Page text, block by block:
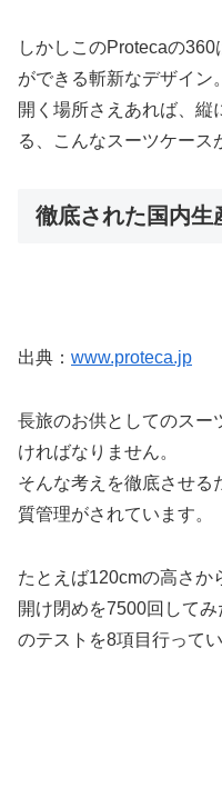
しかしこのProtecaの
ができる斬新なデザイン。
開く場所さえあれば、縦
る、こんなスーツケース
徹底された国内生
出典： www.proteca.jp
長旅のお供としてのスー
ければなりません。
そんな考えを徹底させる
質管理がされています。
たとえば120cmの高さか
開け閉めを7500回して
のテストを8項目行ってい